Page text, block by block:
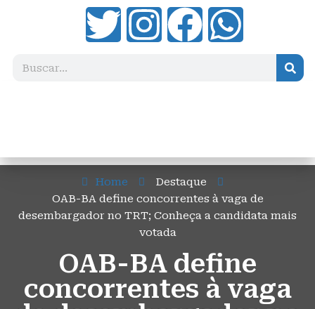
Home
Destaque
OAB-BA define concorrentes à vaga de
desembargador no TRT; Conheça a candidata mais
votada
OAB-BA define
concorrentes à vaga